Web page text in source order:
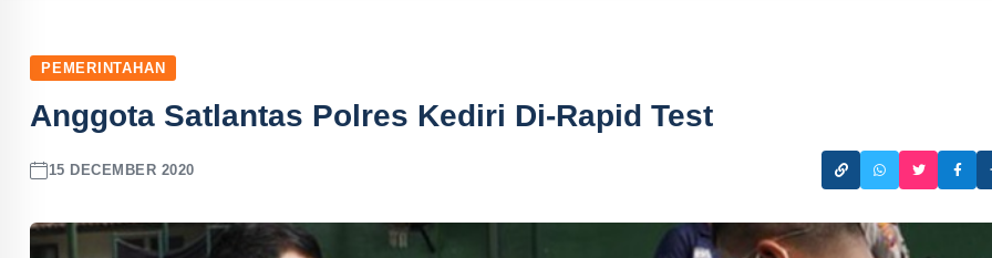
PEMERINTAHAN
Anggota Satlantas Polres Kediri Di-Rapid Test
15 DECEMBER 2020